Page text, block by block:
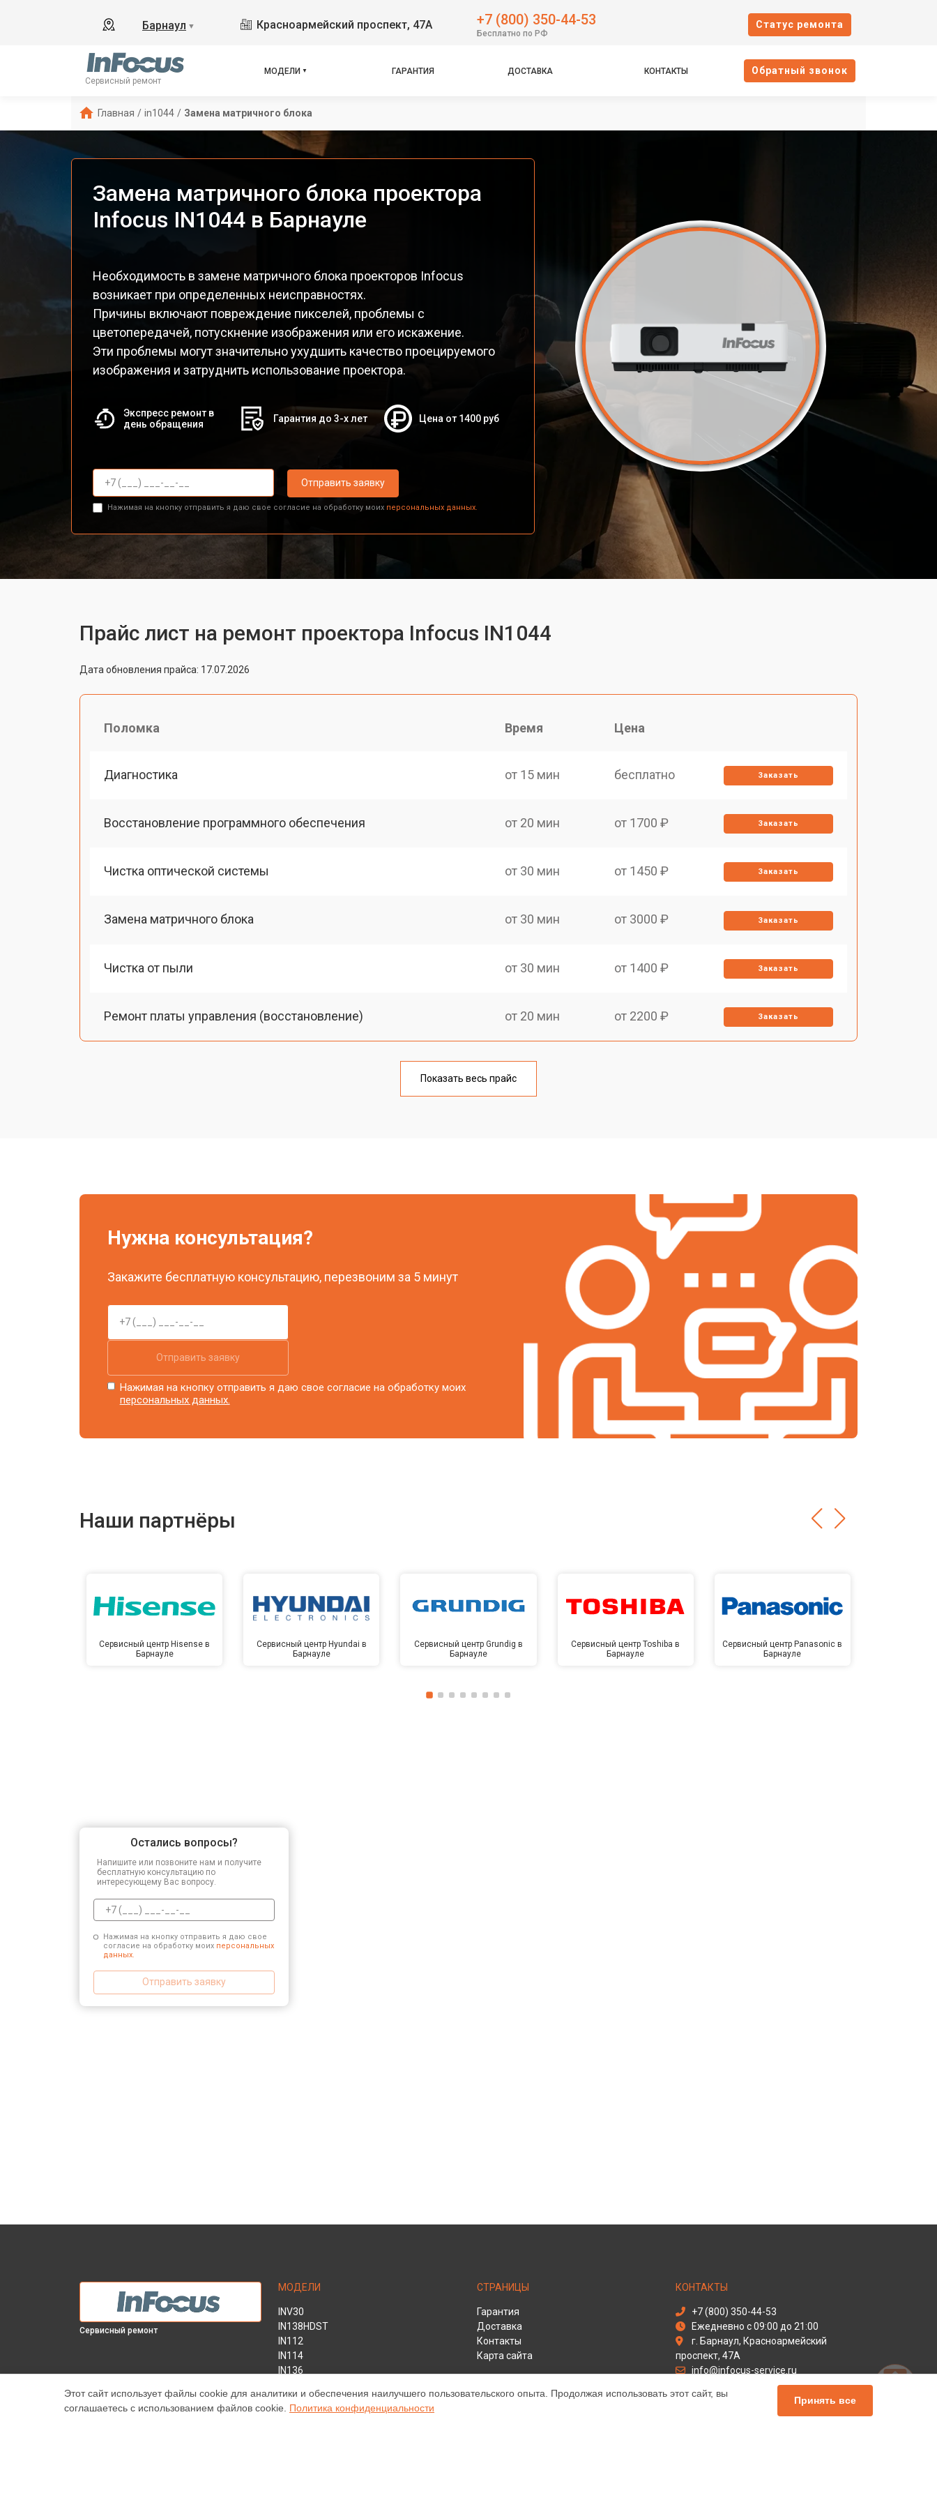
Барнаул ▼ Красноармейский проспект, 47А +7 (800) 350-44-53
Бесплатно по РФ
Cтатус ремонта
Сервисный ремонт
МОДЕЛИ ГАРАНТИЯ ДОСТАВКА КОНТАКТЫ Oбратный звонок
Главная / in1044 / Замена матричного блока
Замена матричного блока проектора
Infocus IN1044 в Барнауле
Необходимость в замене матричного блока проекторов Infocus
возникает при определенных неисправностях.
Причины включают повреждение пикселей, проблемы с
цветопередачей, потускнение изображения или его искажение.
Эти проблемы могут значительно ухудшить качество проецируемого
изображения и затруднить использование проектора.
Экспресс ремонт в
день обращения
Гарантия до 3-х лет Цена от 1400 руб
Отправить заявку
Нажимая на кнопку отправить я даю свое согласие на обработку моих персональных данных.
Прайс лист на ремонт проектора Infocus IN1044
Дата обновления прайса: 17.07.2026
Поломка Время Цена
Диагностика от 15 мин бесплатно Заказать
Восстановление программного обеспечения от 20 мин от 1700 ₽ Заказать
Чистка оптической системы от 30 мин от 1450 ₽ Заказать
Замена матричного блока от 30 мин от 3000 ₽ Заказать
Чистка от пыли от 30 мин от 1400 ₽ Заказать
Ремонт платы управления (восстановление) от 20 мин от 2200 ₽ Заказать
от 30 мин
от 2000 ₽
от 2000 ₽ Заказать
Замена блока розжига от 1900 ₽ Заказать
Показать весь прайс
Нужна консультация?
Закажите бесплатную консультацию, перезвоним за 5 минут
Отправить заявку
Нажимая на кнопку отправить я даю свое согласие на обработку моих
персональных данных.
Наши партнёры
Сервисный центр Hisense в
Барнауле
Сервисный центр Hyundai в
Барнауле
Сервисный центр Grundig в
Барнауле
Сервисный центр Toshiba в
Барнауле
Сервисный центр Panasonic в
Барнауле
Остались вопросы?
Напишите или позвоните нам и получите
бесплатную консультацию по
интересующему Вас вопросу.
Нажимая на кнопку отправить я даю свое
согласие на обработку моих персональных
данных.
Отправить заявку
Сервисный ремонт
МОДЕЛИ
INV30
IN138HDST
IN112
IN114
IN136
IN2138HD
INL146
СТРАНИЦЫ
Гарантия
Доставка
Контакты
Карта сайта
КОНТАКТЫ
+7 (800) 350-44-53
Ежедневно с 09:00 до 21:00
г. Барнаул, Красноармейский
проспект, 47А
info@infocus-service.ru
Политика конфиденциальности
Этот сайт использует файлы cookie для аналитики и обеспечения наилучшего пользовательского опыта. Продолжая использовать этот сайт, вы
соглашаетесь с использованием файлов cookie. Политика конфиденциальности
Принять все